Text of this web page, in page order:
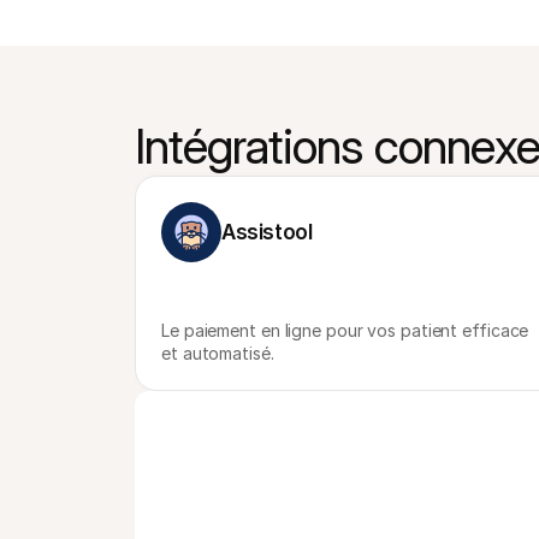
Intégrations
Assistool
Le paiement en ligne pour vos patient efficace
et automatisé.